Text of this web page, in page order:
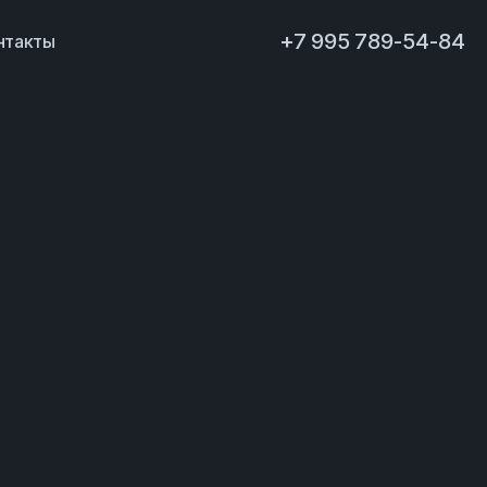
+7 995 789-54-84